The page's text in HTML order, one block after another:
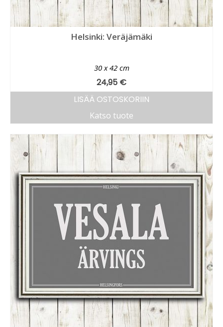
Helsinki: Veräjämäki
30 x 42 cm
24,95 €
LISÄÄ OSTOSKORIIN
Katso tuote